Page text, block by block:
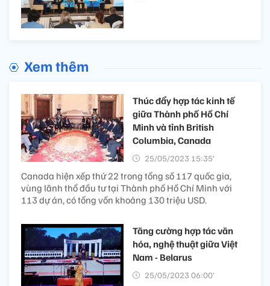
Xem thêm
Thúc đẩy hợp tác kinh tế
giữa Thành phố Hồ Chí
Minh và tỉnh British
Columbia, Canada
25/05/2023 15:35’
Canada hiện xếp thứ 22 trong tổng số 117 quốc gia,
vùng lãnh thổ đầu tư tại Thành phố Hồ Chí Minh với
113 dự án, có tổng vốn khoảng 130 triệu USD.
Tăng cường hợp tác văn
hóa, nghệ thuật giữa Việt
Nam - Belarus
25/05/2023 06:00’